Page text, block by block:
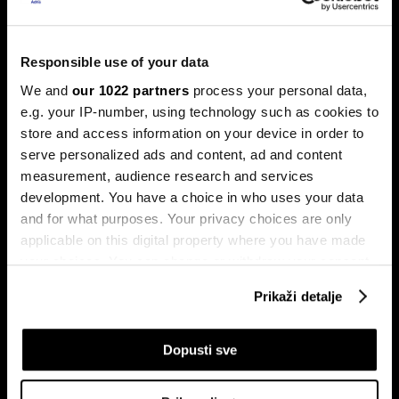
Responsible use of your data
We and our 1022 partners process your personal data,
e.g. your IP-number, using technology such as cookies to
store and access information on your device in order to
serve personalized ads and content, ad and content
measurement, audience research and services
development. You have a choice in who uses your data
and for what purposes. Your privacy choices are only
applicable on this digital property where you have made
your choices. You can change or withdraw your consent
If you allow, we would also like to:
Collect information about your geographical
Prikaži detalje
Dopusti sve
Ljeto na burzama: Psihologija
ulagača kao najveći neprijatelj
Povijesni podaci pokazuju da su lipanj i srpanj mjeseci s
najmanjom volatilnošću na burzama.
regionalni prvaci nižu rekorde